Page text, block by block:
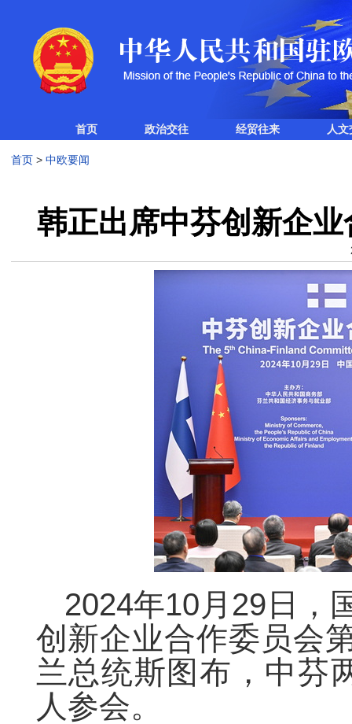
首页 政治交往 经贸往来 人
首页> 中欧要闻
韩正出席中芬创新企
2024年10月29日，
创新企业合作委员会
兰总统斯图布，中芬
人参会。